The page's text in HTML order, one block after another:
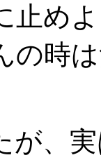
止め
の時
が、